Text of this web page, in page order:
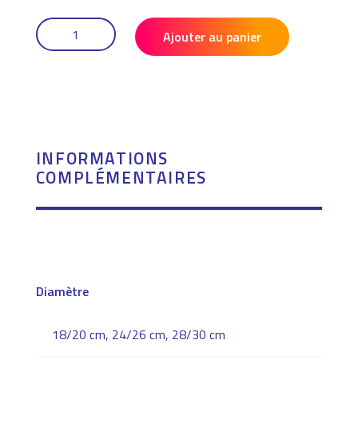
QUANTITÉ
DE
LOT
Ajouter au panier
INFORMATIONS
COMPLÉMENTAIRES
Diamètre
18/20 cm, 24/26 cm, 28/30 cm